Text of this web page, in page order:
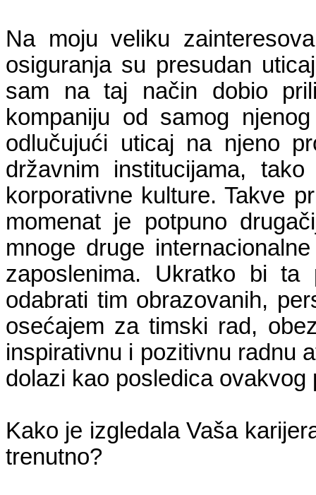
Na moju veliku
osiguranja su presudan
sam na taj način dobio
kompaniju od samog
odlučujući uticaj na njeno
državnim institucijama,
korporativne kulture. Takve
momenat je potpuno
mnoge druge
zaposlenima. Ukratko bi ta
odabrati tim obrazovanih,
osećajem za timski rad,
inspirativnu i pozitivnu radnu
dolazi kao posledica
Kako je izgledala Vaša
trenutno?